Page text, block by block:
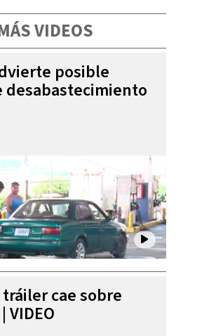
VIDEOS
posible
desabastecimiento
tráiler cae sobre